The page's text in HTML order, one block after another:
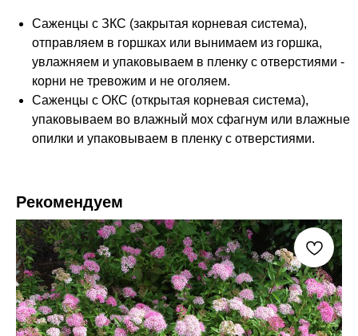
Саженцы с ЗКС (закрытая корневая система),
отправляем в горшках или вынимаем из горшка,
увлажняем и упаковываем в пленку с отверстиями -
корни не тревожим и не оголяем.
Саженцы с ОКС (открытая корневая система),
упаковываем во влажный мох сфагнум или влажные
опилки и упаковываем в пленку с отверстиями.
Рекомендуем